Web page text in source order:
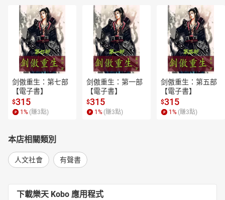
剑傲重生：第七部
【電子書】
$315
1 % (賺3點)
剑傲重生：第一部
【電子書】
$315
1 % (賺3點)
剑傲重生：第五部
【電子書】
$315
1 % (賺3點)
本店相關類別
人文社會 有聲書
下載樂天 Kobo 應用程式